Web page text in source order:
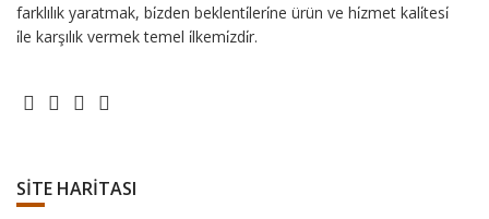
farklılık yaratmak, bi̇zden beklenti̇leri̇ne ürün ve hi̇zmet kali̇tesi̇
i̇le karşılık vermek temel i̇lkemi̇zdi̇r.
SİTE HARİTASI